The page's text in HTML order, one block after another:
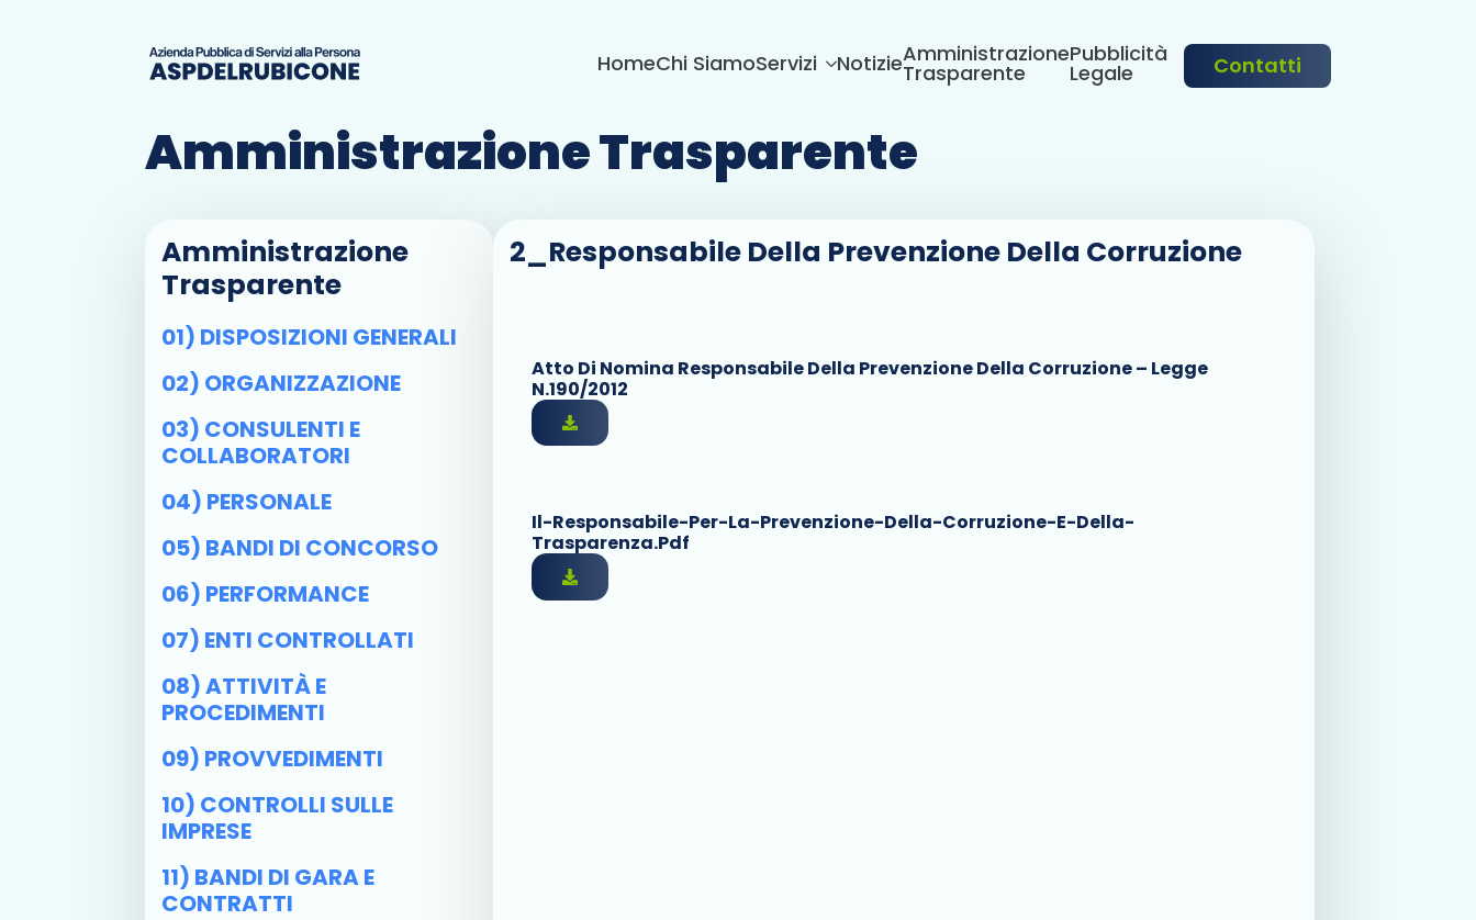
HomeChi SiamoServizi NotizieAmministrazione
Trasparente
Pubblicità
Legale Contatti
Amministrazione Trasparente
Amministrazione
Trasparente
01) DISPOSIZIONI GENERALI
02) ORGANIZZAZIONE
03) CONSULENTI E
COLLABORATORI
04) PERSONALE
05) BANDI DI CONCORSO
06) PERFORMANCE
07) ENTI CONTROLLATI
08) ATTIVITÀ E
PROCEDIMENTI
09) PROVVEDIMENTI
10) CONTROLLI SULLE
IMPRESE
11) BANDI DI GARA E
CONTRATTI
2_Responsabile Della Prevenzione Della Corruzione
Atto Di Nomina Responsabile Della Prevenzione Della Corruzione – Legge
N.190/2012
Il-Responsabile-Per-La-Prevenzione-Della-Corruzione-E-Della-
Trasparenza.pdf